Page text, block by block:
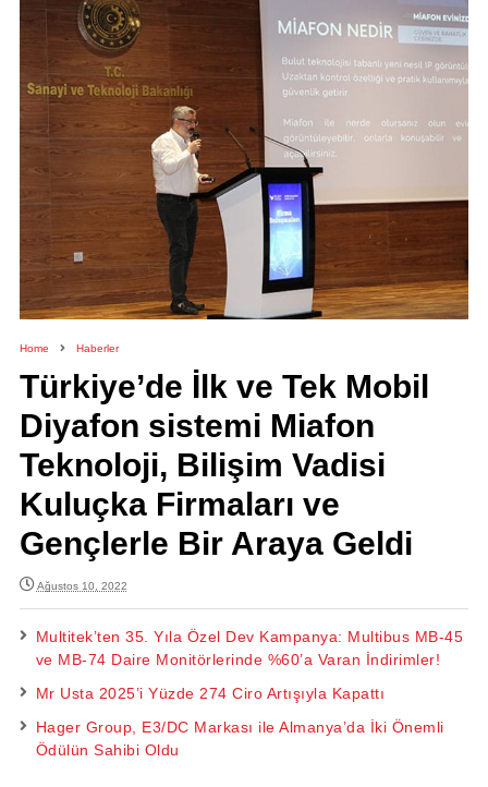
Home Haberler
Türkiye’de İlk ve Tek Mobil
Diyafon sistemi Miafon
Teknoloji, Bilişim Vadisi
Kuluçka Firmaları ve
Gençlerle Bir Araya Geldi
Ağustos 10, 2022
Multitek’ten 35. Yıla Özel Dev Kampanya: Multibus MB-45
ve MB-74 Daire Monitörlerinde %60’a Varan İndirimler!
Mr Usta 2025’i Yüzde 274 Ciro Artışıyla Kapattı
Hager Group, E3/DC Markası ile Almanya’da İki Önemli
Ödülün Sahibi Oldu